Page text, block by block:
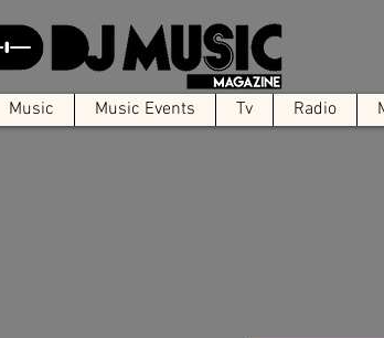
Music Music Events Tv Radio